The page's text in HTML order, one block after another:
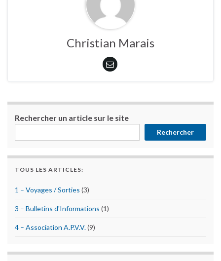
Christian Marais
Rechercher un article sur le site
Rechercher
TOUS LES ARTICLES:
1 – Voyages / Sorties (3)
3 – Bulletins d'Informations (1)
4 – Association A.P.V.V.(9)